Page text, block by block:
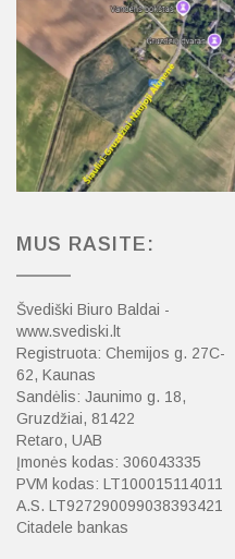
MUS RASITE:
Švediški Biuro Baldai -
www.svediski.lt
Registruota: Chemijos g. 27C-
62, Kaunas
Sandėlis: Jaunimo g. 18,
Gruzdžiai, 81422
Retaro, UAB
Įmonės kodas: 306043335
PVM kodas: LT100015114011
A.S. LT927290099038393421
Citadele bankas